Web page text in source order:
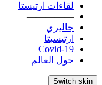
لقاءات ارتيستا
—————
جاليري
ارتيسيتا
Covid-19
حول العالم
Switch skin